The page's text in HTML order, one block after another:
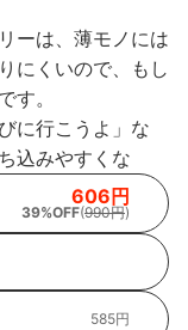
ーは、薄モノには
にくいので、もし
す。
に行こうよ」な
込みやすくな
606円
39%OFF(990円)
585円